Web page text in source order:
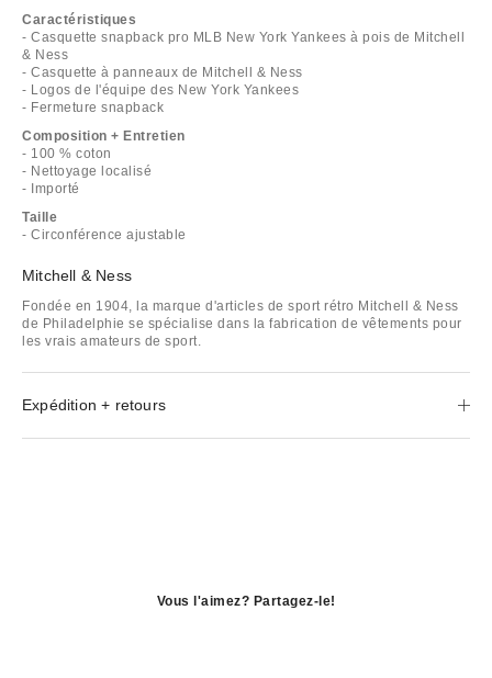
Caractéristiques
- Casquette snapback pro MLB New York Yankees à pois de Mitchell
& Ness
- Casquette à panneaux de Mitchell & Ness
- Logos de l'équipe des New York Yankees
- Fermeture snapback
Composition + Entretien
- 100 % coton
- Nettoyage localisé
- Importé
Taille
- Circonférence ajustable
Mitchell & Ness
Fondée en 1904, la marque d'articles de sport rétro Mitchell & Ness
de Philadelphie se spécialise dans la fabrication de vêtements pour
les vrais amateurs de sport.
Expédition + retours
Vous l'aimez? Partagez-le!